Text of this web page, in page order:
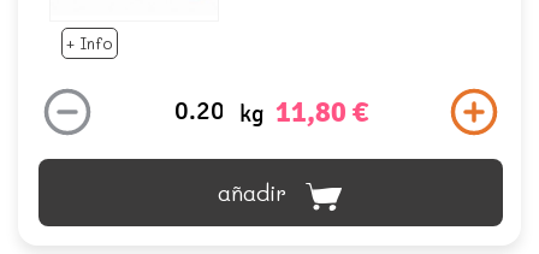
+ Info
kg 11,80 €
añadir